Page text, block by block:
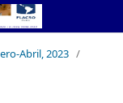
Abril, 2023 /